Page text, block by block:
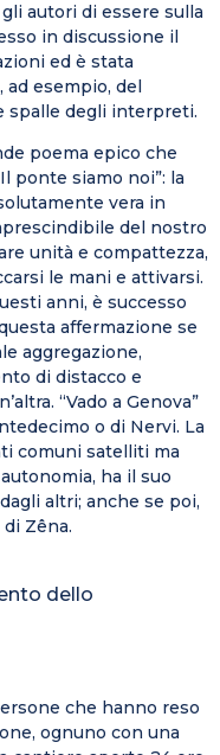
autori di essere sulla
in discussione il
ed è stata
ad esempio, del
spalle degli interpreti.
poema epico che
ponte siamo noi”: la
vera in
del nostro
unità e compattezza,
le mani e attivarsi.
anni, è successo
affermazione se
aggregazione,
di distacco e
“Vado a Genova”
o di Nervi. La
comuni satelliti ma
ha il suo
altri; anche se poi,
Zêna.
dello
che hanno reso
ognuno con una